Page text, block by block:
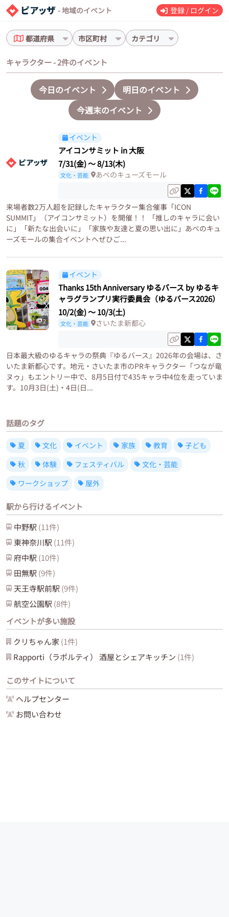
- 地域のイベント 登録 / ログイン
都道府県 市区町村 カテゴリ
キャラクター - 2件のイベント
今日のイベント
明日のイベント
今週末のイベント
イベント
アイコンサミット in 大阪
7/31(金)〜8/13(木)
文化・芸能 あべのキューズモール
来場者数2万人超を記録したキャラクター集合催事「ICON
SUMMIT」（アイコンサミット）を開催！！ 「推しのキャラに会い
に」「新たな出会いに」「家族や友達と夏の思い出に」あべのキュ
ーズモールの集合イベントへぜひご...
2
イベント
Thanks 15th Anniversary ゆるバース by ゆるキ
ャラグランプリ実行委員会（ゆるバース2026）
10/2(金)〜10/3(土)
文化・芸能 さいたま新都心
日本最大級のゆるキャラの祭典『ゆるバース』2026年の会場は、さ
いたま新都心です。地元・さいたま市のPRキャラクター「つなが竜
ヌゥ」もエントリー中で、8月5日付で435キャラ中4位を走っていま
す。10月3日(土)・4日(日...
話題のタグ
夏 文化 イベント 家族 教育
子ども
秋
体験 フェスティバル
文化・芸能
ワークショップ
屋外
駅から行けるイベント
中野駅 (11件)
東神奈川駅 (11件)
府中駅 (10件)
田無駅 (9件)
天王寺駅前駅 (9件)
航空公園駅 (8件)
イベントが多い施設
クリちゃん家 (1件)
Rapporti（ラポルティ） 酒屋とシェアキッチン (1件)
このサイトについて
ヘルプセンター
お問い合わせ